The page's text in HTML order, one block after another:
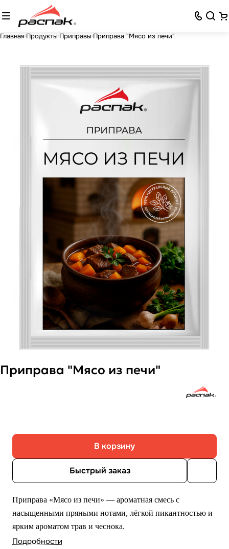
Главная Продукты Приправы Приправа "Мясо из печи"
Приправа "Мясо из печи"
В корзину
Быстрый заказ
Приправа «Мясо из печи» — ароматная смесь с
насыщенными пряными нотами, лёгкой пикантностью и
ярким ароматом трав и чеснока.
Подробности